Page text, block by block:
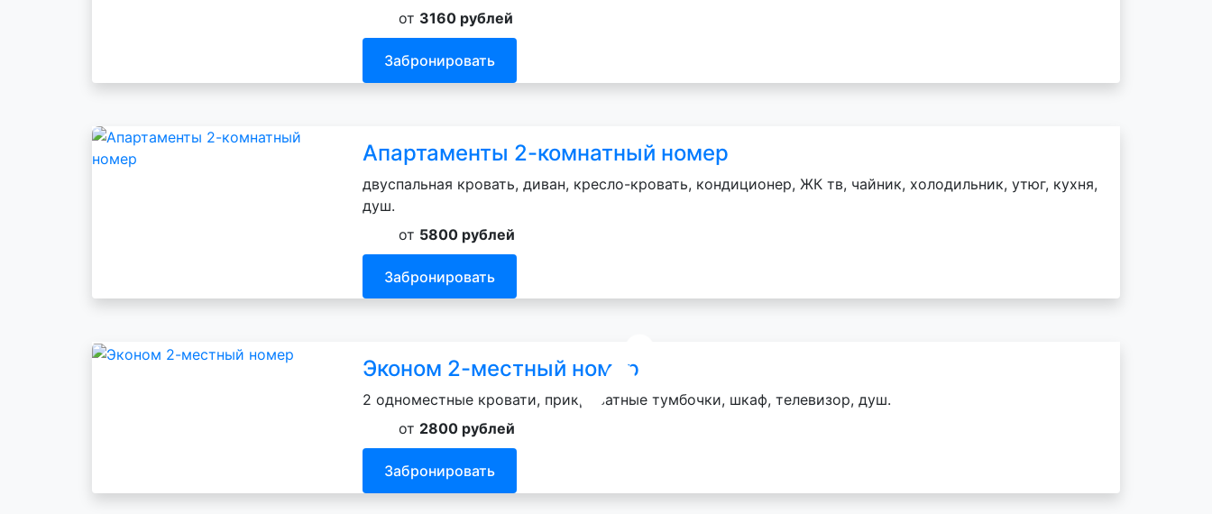
от 3160 рублей
Забронировать
Апартаменты 2-комнатный номер
двуспальная кровать, диван, кресло-кровать, кондиционер, ЖК тв, чайник, холодильник, утюг, кухня,
душ.
от 5800 рублей
Забронировать
Эконом 2-местный номер
2 одноместные кровати, прикроватные тумбочки, шкаф, телевизор, душ.
от 2800 рублей
Забронировать